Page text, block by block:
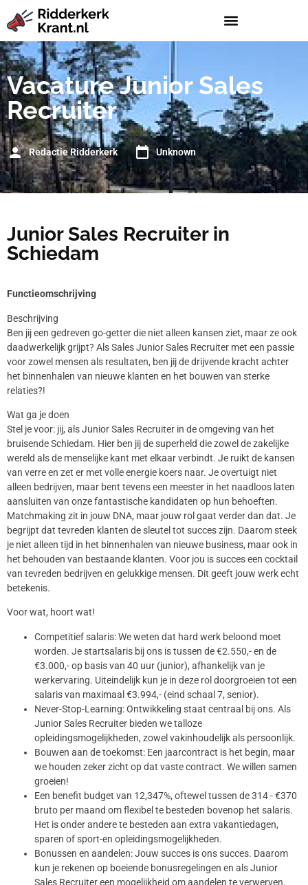
Vacature Junior Sales
Recruiter
Redactie Ridderkerk Unknown
Junior Sales Recruiter in
Schiedam
Functieomschrijving
Beschrijving
Ben jij een gedreven go-getter die niet alleen kansen ziet, maar ze ook
daadwerkelijk grijpt? Als Sales Junior Sales Recruiter met een passie
voor zowel mensen als resultaten, ben jij de drijvende kracht achter
het binnenhalen van nieuwe klanten en het bouwen van sterke
relaties?!
Wat ga je doen
Stel je voor: jij, als Junior Sales Recruiter in de omgeving van het
bruisende Schiedam. Hier ben jij de superheld die zowel de zakelijke
wereld als de menselijke kant met elkaar verbindt. Je ruikt de kansen
van verre en zet er met volle energie koers naar. Je overtuigt niet
alleen bedrijven, maar bent tevens een meester in het naadloos laten
aansluiten van onze fantastische kandidaten op hun behoeften.
Matchmaking zit in jouw DNA, maar jouw rol gaat verder dan dat. Je
begrijpt dat tevreden klanten de sleutel tot succes zijn. Daarom steek
je niet alleen tijd in het binnenhalen van nieuwe business, maar ook in
het behouden van bestaande klanten. Voor jou is succes een cocktail
van tevreden bedrijven en gelukkige mensen. Dit geeft jouw werk echt
betekenis.
Voor wat, hoort wat!
Competitief salaris: We weten dat hard werk beloond moet
worden. Je startsalaris bij ons is tussen de €2.550,- en de
€3.000,- op basis van 40 uur (junior), afhankelijk van je
werkervaring. Uiteindelijk kun je in deze rol doorgroeien tot een
salaris van maximaal €3.994,- (eind schaal 7, senior).
Never-Stop-Learning: Ontwikkeling staat centraal bij ons. Als
Junior Sales Recruiter bieden we talloze
opleidingsmogelijkheden, zowel vakinhoudelijk als persoonlijk.
Bouwen aan de toekomst: Een jaarcontract is het begin, maar
we houden zeker zicht op dat vaste contract. We willen samen
groeien!
Een benefit budget van 12,347%, oftewel tussen de 314 - €370
bruto per maand om flexibel te besteden bovenop het salaris.
Het is onder andere te besteden aan extra vakantiedagen,
sparen of sport-en opleidingsmogelijkheden.
Bonussen en aandelen: Jouw succes is ons succes. Daarom
kun je rekenen op boeiende bonusregelingen en als Junior
Sales Recruiter een mogelijkheid om aandelen te verwerven.